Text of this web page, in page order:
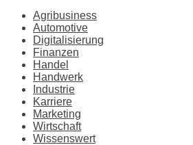
Agribusiness
Automotive
Digitalisierung
Finanzen
Handel
Handwerk
Industrie
Karriere
Marketing
Wirtschaft
Wissenswert